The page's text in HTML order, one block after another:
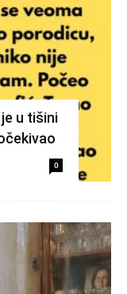
u tišini
0